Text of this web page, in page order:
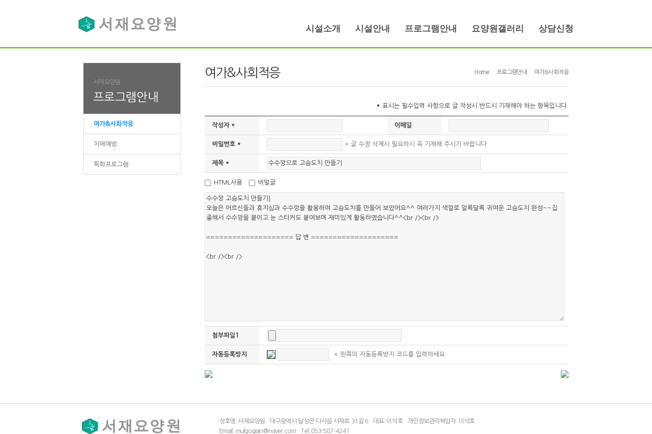
시설소개 시설안내 프로그램안내 요양원갤러리 상담신청
서재요양원
프로그램안내
여가&사회적응
치매예방
특화프로그램
여가&사회적응 Home 프로그램안내 여가&사회적응
* 표시는 필수입력 사항으로 글 작성시 반드시 기재해야 하는 항목입니다.
작성자 * 이메일
비밀번호 * * 글 수정 삭제시 필요하시 꼭 기재해 주시기 바랍니다.
제목 *
HTML사용 비밀글
첨부파일1
자동등록방지 * 왼쪽의 자동등록방지 코드를 입력하세요.
상호명: 서재요양원 대구광역시 달성군 다사읍 서재로 31길 6 대표: 이석호
개인정보관리책임자: 이석호
Email: mulgogisin@naver.com
Tel: 053-587-4241